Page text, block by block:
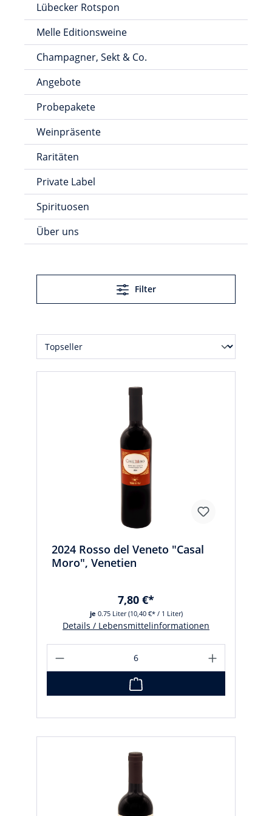
Lübecker Rotspon
Melle Editionsweine
Champagner, Sekt & Co.
Angebote
Probepakete
Weinpräsente
Raritäten
Private Label
Spirituosen
Über uns
Filter
2024 Rosso del Veneto "Casal
Moro", Venetien
je 0.75 Liter(10,40 €* / 1 Liter)
7,80 €*
Details / Lebensmittelinformationen